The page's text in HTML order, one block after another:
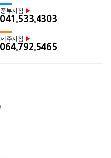
중부지점 ▶
041.533.4303
제주지점 ▶
064.792.5465